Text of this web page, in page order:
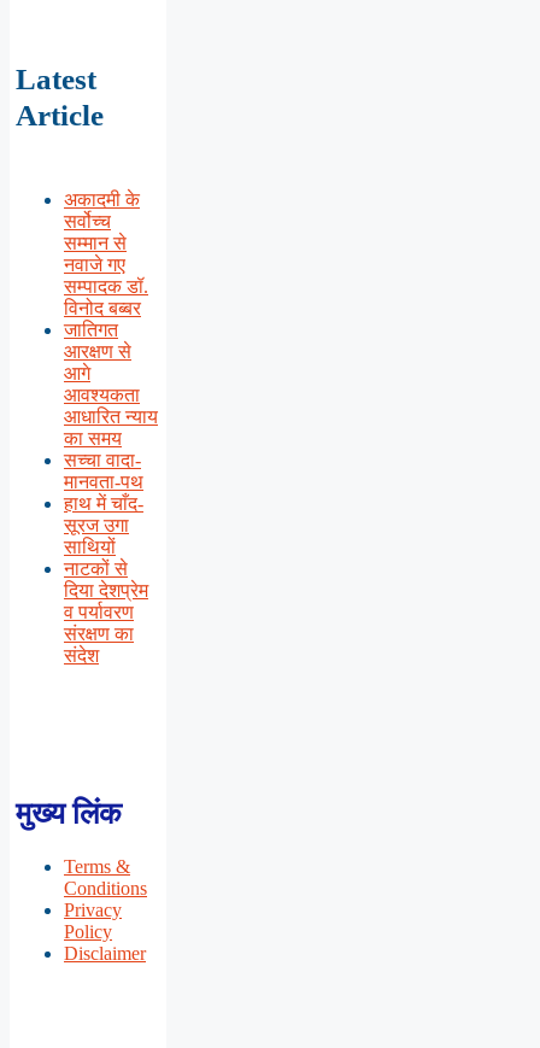
Latest
Article
अकादमी के
सर्वोच्च
सम्मान से
नवाजे गए
सम्पादक डॉ.
विनोद बब्बर
जातिगत
आरक्षण से
आगे
आवश्यकता
आधारित न्याय
का समय
सच्चा वादा-
मानवता-पथ
हाथ में चाँद-
सूरज उगा
साथियों
नाटकों से
दिया देशप्रेम
व पर्यावरण
संरक्षण का
संदेश
मुख्य लिंक
Terms &
Conditions
Privacy
Policy
Disclaimer